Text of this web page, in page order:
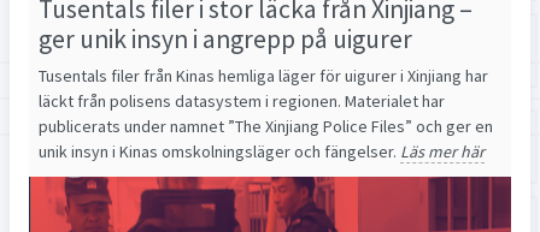
Tusentals filer i stor läcka från Xinjiang –
ger unik insyn i angrepp på uigurer
Tusentals filer från Kinas hemliga läger för uigurer i Xinjiang har
läckt från polisens datasystem i regionen. Materialet har
publicerats under namnet ”The Xinjiang Police Files” och ger en
unik insyn i Kinas omskolningsläger och fängelser. Läs mer här